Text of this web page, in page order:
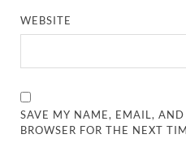
WEBSITE
SAVE MY NAME, EMAIL,
BROWSER FOR THE NEXT